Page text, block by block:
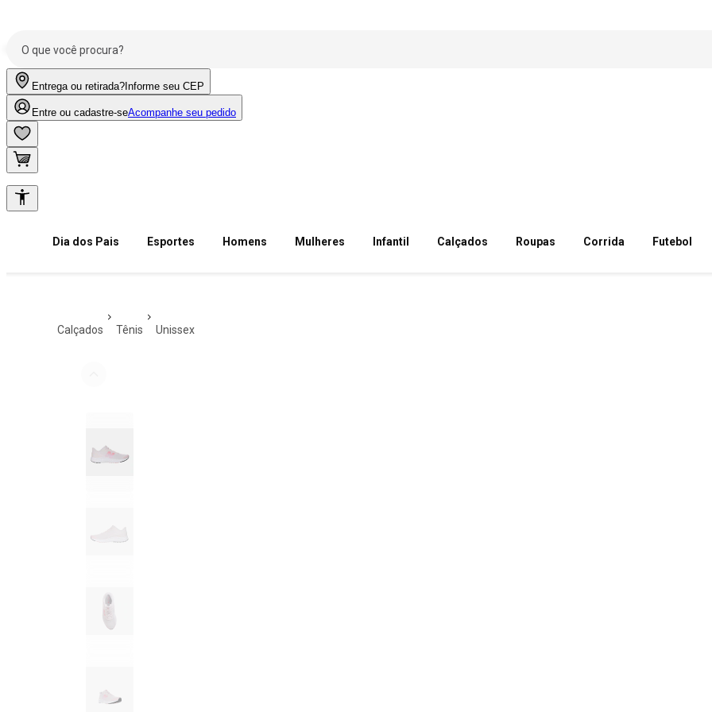
Entrega ou retirada? Informe seu CEP
Entre ou cadastre-seAcompanhe seu pedido
Dia dos Pais Esportes Homens Mulheres Infantil Calçados Roupas Corrida Futebol
calçados tênis unissex